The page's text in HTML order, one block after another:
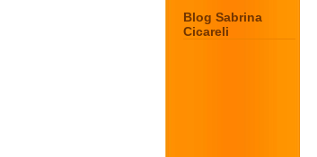
Blog Sabrina
Cicareli